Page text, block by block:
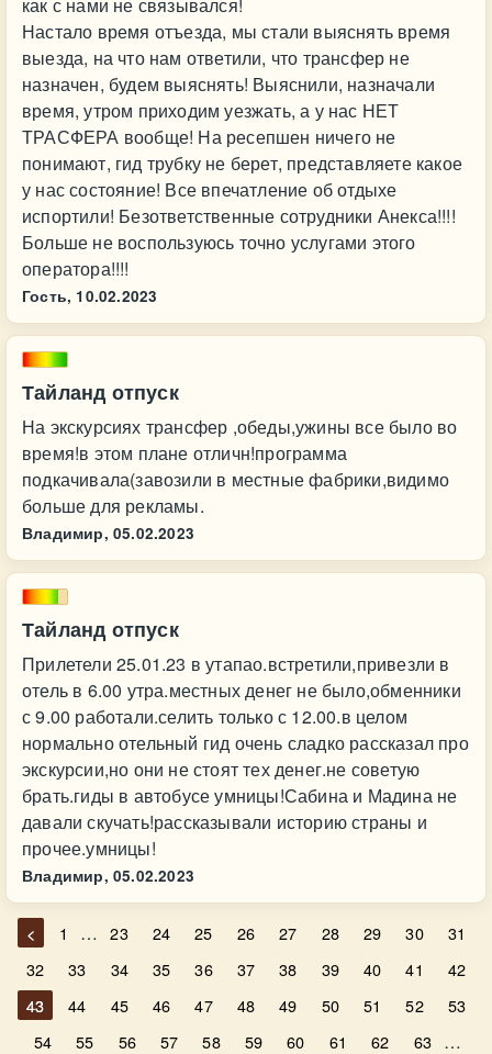
Настало время отъезда, мы стали выяснять время
выезда, на что нам ответили, что трансфер не
назначен, будем выяснять! Выяснили, назначали
время, утром приходим уезжать, а у нас НЕТ
ТРАСФЕРА вообще! На ресепшен ничего не
понимают, гид трубку не берет, представляете какое
у нас состояние! Все впечатление об отдыхе
испортили! Безответственные сотрудники Анекса!!!!
Больше не воспользуюсь точно услугами этого
оператора!!!!
Гость, 10.02.2023
Тайланд отпуск
На экскурсиях трансфер ,обеды,ужины все было во
время!в этом плане отличн!программа
подкачивала(завозили в местные фабрики,видимо
больше для рекламы.
Владимир, 05.02.2023
Тайланд отпуск
Прилетели 25.01.23 в утапао.встретили,привезли в
отель в 6.00 утра.местных денег не было,обменники
с 9.00 работали.селить только с 12.00.в целом
нормально отельный гид очень сладко рассказал про
экскурсии,но они не стоят тех денег.не советую
брать.гиды в автобусе умницы!Сабина и Мадина не
давали скучать!рассказывали историю страны и
прочее.умницы!
Владимир, 05.02.2023
< 1 … 23 24 25 26 27 28 29 30
31
32
33 34 35 36 37 38 39 40 41
42
43
44 45 46 47 48 49 50 51 52
53
54
55 56 57 58 59 60 61 62 63 …